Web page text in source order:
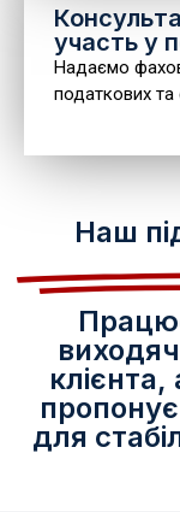
участь у
Надаємо
податкових та
Наш
для